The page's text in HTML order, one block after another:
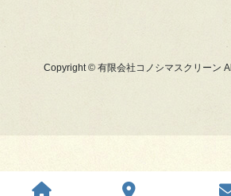
Copyright © 有限会社コノシマスクリーン